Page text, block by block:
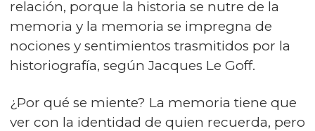
relación, porque la historia se nutre de la
memoria y la memoria se impregna de
nociones y sentimientos trasmitidos por la
historiografía, según Jacques Le Goff.
¿Por qué se miente? La memoria tiene que
ver con la identidad de quien recuerda, pero